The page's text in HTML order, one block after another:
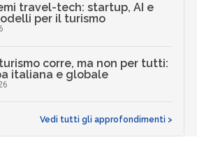
travel-tech: startup, AI e
per il turismo
turismo corre, ma non per tutti:
italiana e globale
Vedi tutti gli approfondimenti >